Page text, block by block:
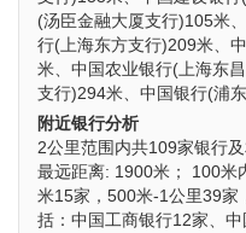
(汤臣金融大厦支行)105米
行(上海东方支行)209米、
米、中国农业银行(上海东
支行)294米、中国银行(浦
附近银行分析
2公里范围内共109家银行
最远距离: 1900米； 100
米15家，500米-1公里39家
括：中国工商银行12家、